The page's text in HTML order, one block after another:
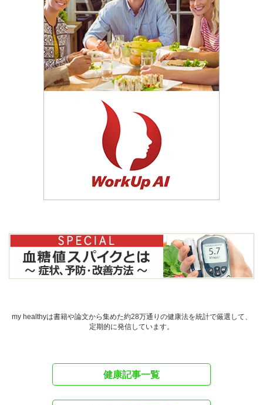
my healthyは書籍や論文から集めた約28万通りの健康法を統計で厳選して、
定期的に発信しています。
健康記事一覧